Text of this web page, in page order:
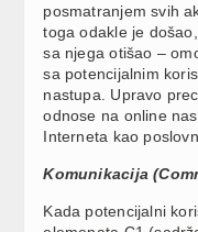
posmatranjem svih
toga odakle je
sa njega otišao –
sa potencijalnim
nastupa. Upravo
odnose na online
Interneta kao
Komunikacija
Kada potencijalni